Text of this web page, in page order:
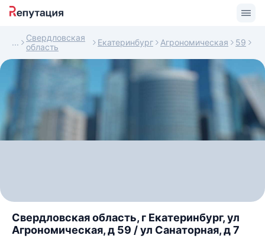
Свердловская
область
Екатеринбург Агрономическая 59
Свердловская область, г Екатеринбург, ул
Агрономическая, д 59 / ул Санаторная, д 7